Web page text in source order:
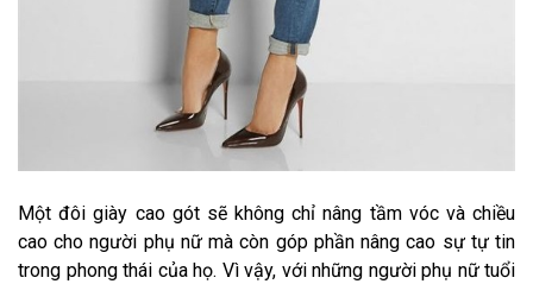
Một đôi giày cao gót sẽ không chỉ nâng tầm vóc và chiều
cao cho người phụ nữ mà còn góp phần nâng cao sự tự tin
trong phong thái của họ. Vì vậy, với những người phụ nữ tuổi